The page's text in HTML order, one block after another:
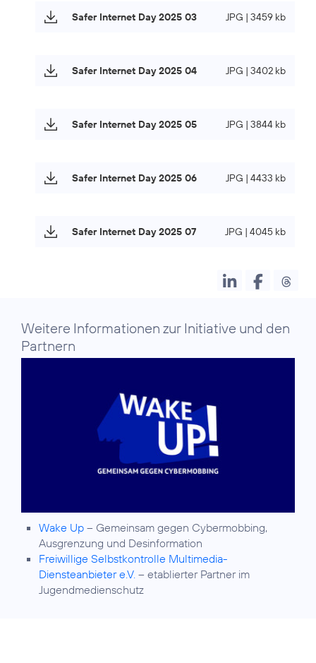
Safer Internet Day 2025 03 JPG | 3459 kb
Safer Internet Day 2025 04 JPG | 3402 kb
Safer Internet Day 2025 05 JPG | 3844 kb
Safer Internet Day 2025 06 JPG | 4433 kb
Safer Internet Day 2025 07 JPG | 4045 kb
Weitere Informationen zur Initiative und den
Partnern
Wake Up – Gemeinsam gegen Cybermobbing,
Ausgrenzung und Desinformation
Freiwillige Selbstkontrolle Multimedia-
Diensteanbieter e.V. – etablierter Partner im
Jugendmedienschutz